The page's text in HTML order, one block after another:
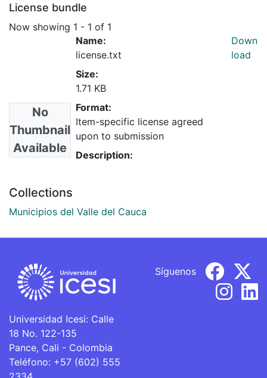
License bundle
Now showing 1 - 1 of 1
No
Thumbnail
Available
Name:
license.txt
Size:
1.71 KB
Format:
Item-specific license agreed
upon to submission
Description:
Down
load
Collections
Municipios del Valle del Cauca
Universidad Icesi: Calle
18 No. 122-135
Pance, Cali - Colombia
Teléfono: +57 (602) 555
Síguenos